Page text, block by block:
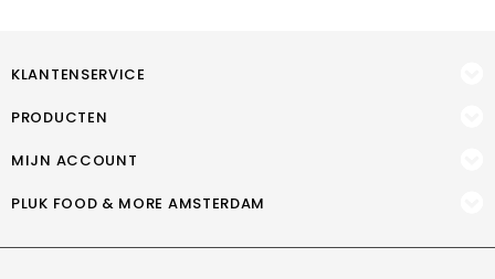
KLANTENSERVICE
PRODUCTEN
MIJN ACCOUNT
PLUK FOOD & MORE AMSTERDAM